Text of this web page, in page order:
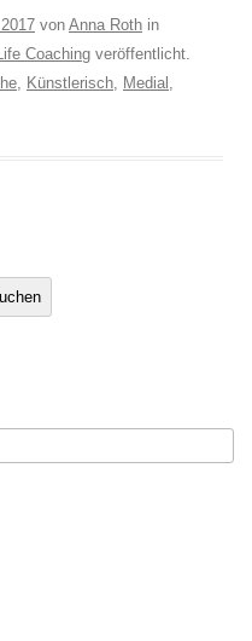
von Anna Roth in
Coaching veröffentlicht.
, Künstlerisch, Medial ,